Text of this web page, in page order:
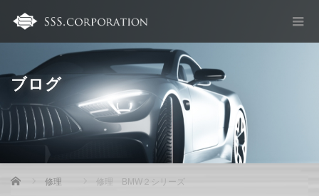
ブログ
Home 修理 修理 BMW２シリーズ